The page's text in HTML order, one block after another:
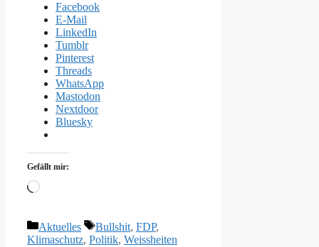
Facebook
E-Mail
LinkedIn
Tumblr
Pinterest
Threads
WhatsApp
Mastodon
Nextdoor
Bluesky
Gefällt mir:
Wird
Kategorien
Aktuelles Schlagwörter
Bullshit, FDP,
Klimaschutz, Politik, Weissheiten